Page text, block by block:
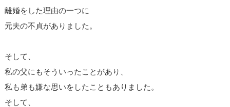
離婚をした理由の一つに
元夫の不貞がありました。
そして、
私の父にもそういったことがあり、
私も弟も嫌な思いをしたこともありました。
そして、